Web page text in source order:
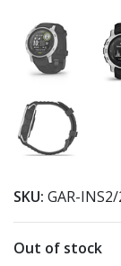
SKU: GAR-
Out of stock